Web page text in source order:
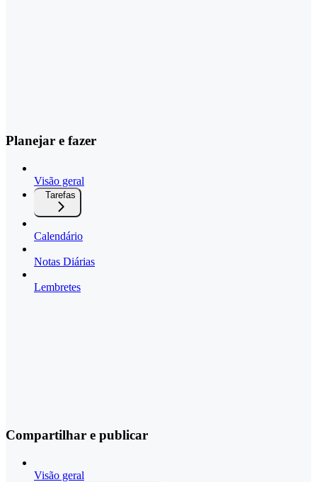
Planejar e fazer
Visão geral
Tarefas
Calendário
Notas Diárias
Lembretes
Compartilhar e publicar
Visão geral